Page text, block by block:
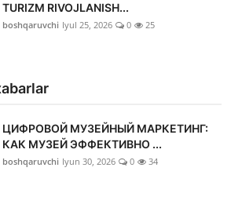
TURIZM RIVOJLANISH...
boshqaruvchi Iyul 25, 2026 0 25
ЦИФРОВОЙ МУЗЕЙНЫЙ МАРКЕТИНГ:
КАК МУЗЕЙ ЭФФЕКТИВНО ...
boshqaruvchi Iyun 30, 2026 0 34